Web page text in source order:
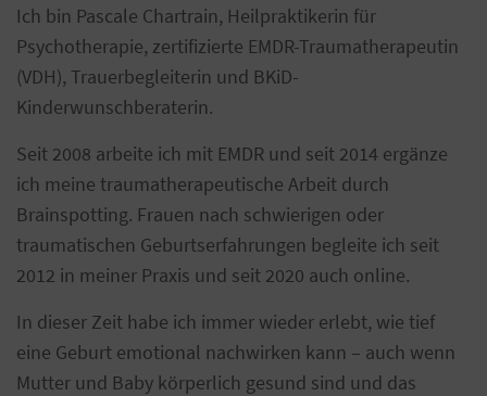
Ich bin Pascale Chartrain, Heilpraktikerin für
Psychotherapie, zertifizierte EMDR-Traumatherapeutin
(VDH), Trauerbegleiterin und BKiD-
Kinderwunschberaterin.
Seit 2008 arbeite ich mit EMDR und seit 2014 ergänze
ich meine traumatherapeutische Arbeit durch
Brainspotting. Frauen nach schwierigen oder
traumatischen Geburtserfahrungen begleite ich seit
2012 in meiner Praxis und seit 2020 auch online.
In dieser Zeit habe ich immer wieder erlebt, wie tief
eine Geburt emotional nachwirken kann – auch wenn
Mutter und Baby körperlich gesund sind und das